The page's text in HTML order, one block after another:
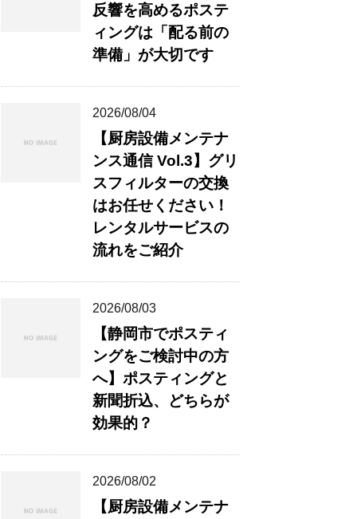
反響を高めるポステ
ィングは「配る前の
準備」が大切です
2026/08/04
【厨房設備メンテナ
ンス通信 Vol.3】グリ
スフィルターの交換
はお任せください！
レンタルサービスの
流れをご紹介
2026/08/03
【静岡市でポスティ
ングをご検討中の方
へ】ポスティングと
新聞折込、どちらが
効果的？
2026/08/02
【厨房設備メンテナ